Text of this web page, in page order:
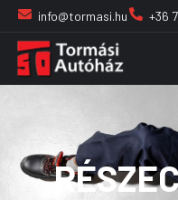
info@tormasi.hu +36